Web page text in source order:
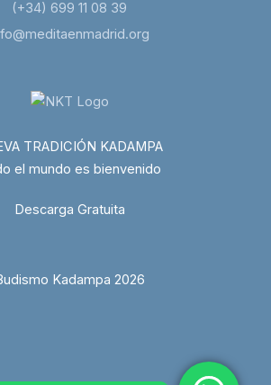
(+34) 699 11 08 39
TRADICIÓN KADAMPA
el mundo es bienvenido
Descarga Gratuita
Kadampa 2026